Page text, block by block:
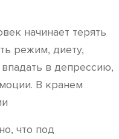
начинает терять
режим, диету,
в депрессию,
В кранем
что под